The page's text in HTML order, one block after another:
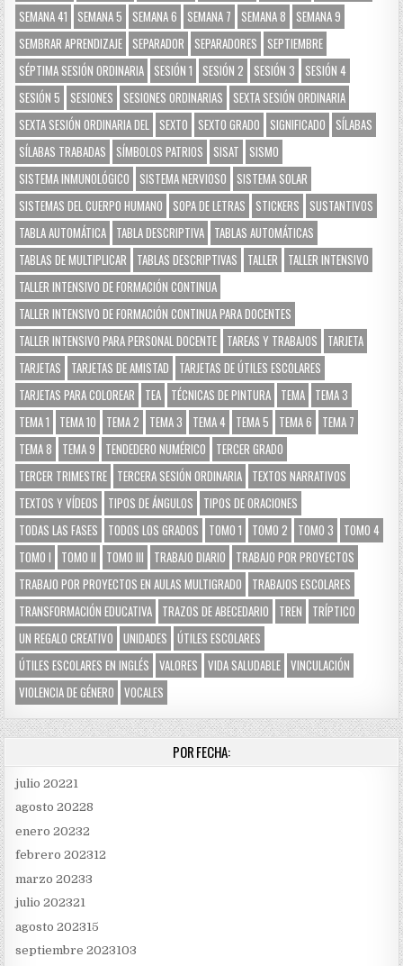
SEMANA 41
SEMANA 5 SEMANA 6 SEMANA 7 SEMANA 8
SEMANA 9
SEMBRAR APRENDIZAJE SEPARADOR SEPARADORES
SEPTIEMBRE
SÉPTIMA SESIÓN ORDINARIA SESIÓN 1 SESIÓN 2 SESIÓN 3
SESIÓN 4
SESIÓN 5
SESIONES SESIONES ORDINARIAS
SEXTA SESIÓN ORDINARIA
SEXTA SESIÓN ORDINARIA DEL
SEXTO SEXTO GRADO SIGNIFICADO
SÍLABAS
SÍLABAS TRABADAS
SÍMBOLOS PATRIOS SISAT
SISMO
SISTEMA INMUNOLÓGICO
SISTEMA NERVIOSO
SISTEMA SOLAR
SISTEMAS DEL CUERPO HUMANO
SOPA DE LETRAS STICKERS
SUSTANTIVOS
TABLA AUTOMÁTICA TABLA DESCRIPTIVA TABLAS AUTOMÁTICAS
TABLAS DE MULTIPLICAR
TABLAS DESCRIPTIVAS TALLER
TALLER INTENSIVO
TALLER INTENSIVO DE FORMACIÓN CONTINUA
TALLER INTENSIVO DE FORMACIÓN CONTINUA PARA DOCENTES
TALLER INTENSIVO PARA PERSONAL DOCENTE TAREAS Y TRABAJOS
TARJETA
TARJETAS
TARJETAS DE AMISTAD
TARJETAS DE ÚTILES ESCOLARES
TARJETAS PARA COLOREAR
TEA TÉCNICAS DE PINTURA TEMA TEMA 3
TEMA 1
TEMA 10 TEMA 2 TEMA 3 TEMA 4 TEMA 5 TEMA 6
TEMA 7
TEMA 8
TEMA 9 TENDEDERO NUMÉRICO
TERCER GRADO
TERCER TRIMESTRE TERCERA SESIÓN ORDINARIA TEXTOS NARRATIVOS
TEXTOS Y VÍDEOS
TIPOS DE ÁNGULOS
TIPOS DE ORACIONES
TODAS LAS FASES
TODOS LOS GRADOS TOMO 1 TOMO 2 TOMO 3
TOMO 4
TOMO I
TOMO II TOMO III TRABAJO DIARIO
TRABAJO POR PROYECTOS
TRABAJO POR PROYECTOS EN AULAS MULTIGRADO
TRABAJOS ESCOLARES
TRANSFORMACIÓN EDUCATIVA TRAZOS DE ABECEDARIO TREN
TRÍPTICO
UN REGALO CREATIVO
UNIDADES
ÚTILES ESCOLARES
ÚTILES ESCOLARES EN INGLÉS
VALORES VIDA SALUDABLE VINCULACIÓN
VIOLENCIA DE GÉNERO
VOCALES
POR FECHA:
julio 20221
agosto 20228
enero 20232
febrero 202312
marzo 20233
julio 202321
agosto 202315
septiembre 2023103